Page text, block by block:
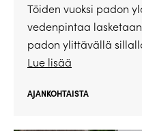
Töiden vuoksi padon
vedenpintaa
padon ylittävällä
Lue lisää
AJANKOHTAISTA